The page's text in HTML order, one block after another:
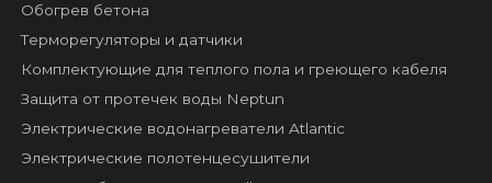
Обогрев бетона
Терморегуляторы и датчики
Комплектующие для теплого пола и греющего кабеля
Защита от протечек воды Neptun
Электрические водонагреватели Atlantic
Электрические полотенцесушители